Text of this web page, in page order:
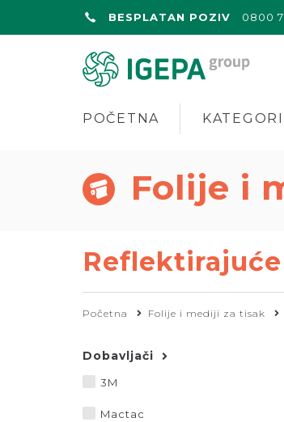
BESPLATAN POZIV 0800
POČETNA
Folije i
Početna Folije i mediji za tisak
Dobavljači
3M
Mactac